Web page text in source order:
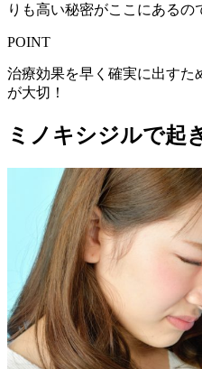
りも高い秘密がここにあるの
POINT
治療効果を早く確実に出すた
が大切！
ミノキシジルで起